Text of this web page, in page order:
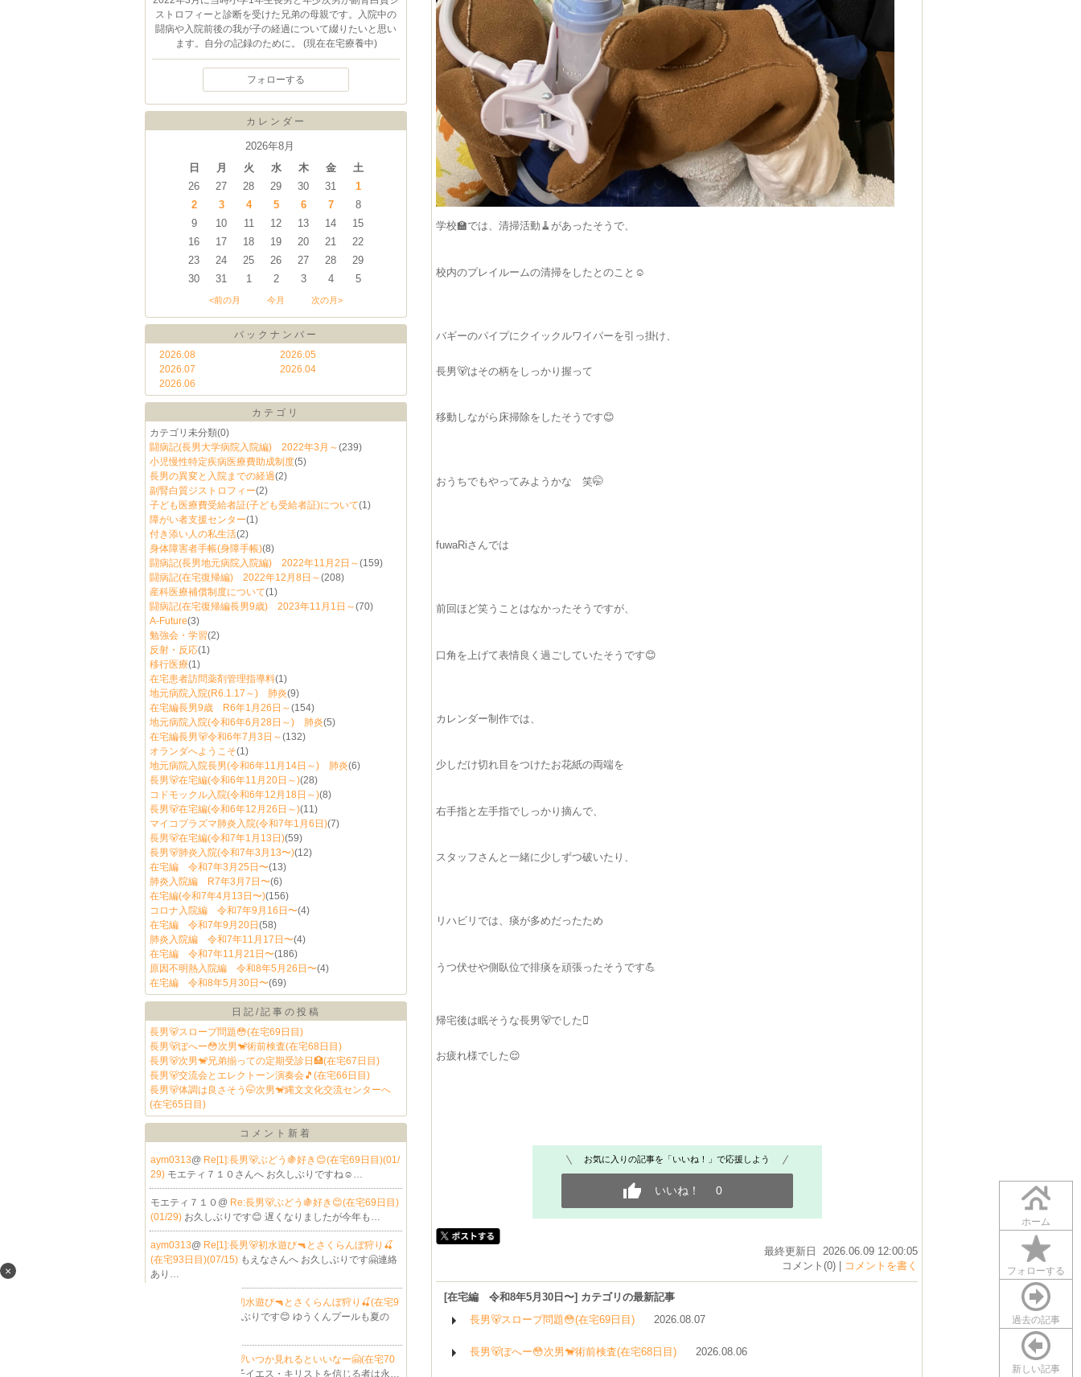
ホーム
フォローする
過去の記事
新しい記事
×
ストロフィーと診断を受けた兄弟の母親です。入院中の
闘病や入院前後の我が子の経過について綴りたいと思い
ます。自分の記録のために。 (現在在宅療養中)
フォローする
カレンダー
2026年8月
日
月 火 水 木 金
土
26
27 28 29 30 31
1
2
3 4 5 6 7
8
9
10 11 12 13 14
15
16
17 18 19 20 21
22
23
24 25 26 27 28
29
30
31 1 2 3 4 5
<前の月 今月 次の月>
バックナンバー
2026.08
2026.07
2026.06
2026.05
2026.04
カテゴリ
カテゴリ未分類(0)
闘病記(長男大学病院入院編) 2022年3月～(239)
小児慢性特定疾病医療費助成制度(5)
長男の異変と入院までの経過(2)
副腎白質ジストロフィー(2)
子ども医療費受給者証(子ども受給者証)について(1)
障がい者支援センター(1)
付き添い人の私生活(2)
身体障害者手帳(身障手帳)(8)
闘病記(長男地元病院入院編) 2022年11月2日～(159)
闘病記(在宅復帰編) 2022年12月8日～(208)
産科医療補償制度について(1)
闘病記(在宅復帰編長男9歳) 2023年11月1日～(70)
A-Future(3)
勉強会・学習(2)
反射・反応(1)
移行医療(1)
在宅患者訪問薬剤管理指導料(1)
地元病院入院(R6.1.17～) 肺炎(9)
在宅編長男9歳 R6年1月26日～(154)
地元病院入院(令和6年6月28日～) 肺炎(5)
在宅編長男🐻令和6年7月3日～(132)
オランダへようこそ(1)
地元病院入院長男(令和6年11月14日～) 肺炎(6)
長男🐻在宅編(令和6年11月20日～)(28)
コドモックル入院(令和6年12月18日～)(8)
長男🐻在宅編(令和6年12月26日～)(11)
マイコプラズマ肺炎入院(令和7年1月6日)(7)
長男🐻在宅編(令和7年1月13日)(59)
長男🐻肺炎入院(令和7年3月13〜)(12)
在宅編 令和7年3月25日〜(13)
肺炎入院編 R7年3月7日〜(6)
在宅編(令和7年4月13日〜)(156)
コロナ入院編 令和7年9月16日〜(4)
在宅編 令和7年9月20日 (58)
肺炎入院編 令和7年11月17日〜(4)
在宅編 令和7年11月21日〜(186)
原因不明熱入院編 令和8年5月26日〜(4)
在宅編 令和8年5月30日〜(69)
日記/記事の投稿
長男🐻スロープ問題😳(在宅69日目)
長男🐻ぽへー😳次男🐒術前検査(在宅68日目)
長男🐻次男🐒兄弟揃っての定期受診日🏥(在宅67日目)
長男🐻交流会とエレクトーン演奏会🎵(在宅66日目)
長男🐻体調は良さそう🤭次男🐒縄文文化交流センターへ
(在宅65日目)
コメント新着
aym0313@ Re[1]:長男🐻ぶどう🍇好き😊(在宅69日目)(01/
29) モエティ７１０さんへ お久しぶりですね☺…
モエティ７１０@ Re:長男🐻ぶどう🍇好き😊(在宅69日目)
(01/29) お久しぶりです😊 遅くなりましたが今年も…
aym0313@ Re[1]:長男🐻初水遊び🔫とさくらんぼ狩り🍒
(在宅93日目)(07/15) もえなさんへ お久しぶりです🤗連絡
あり…
Re:長男🐻初水遊び🔫とさくらんぼ狩り🍒(在宅9
お久しぶりです😊 ゆうくんプールも夏の
Re:長男🐻いつか見れるといいなー🤗(在宅70
神の御子イエス・キリストを信じる者は永…
学校🏫では、清掃活動🧹があったそうで、
校内のプレイルームの清掃をしたとのこと☺️
バギーのパイプにクイックルワイパーを引っ掛け、
長男🐻はその柄をしっかり握って
移動しながら床掃除をしたそうです😊
おうちでもやってみようかな 笑🤭
fuwaRiさんでは
前回ほど笑うことはなかったそうですが、
口角を上げて表情良く過ごしていたそうです😊
カレンダー制作では、
少しだけ切れ目をつけたお花紙の両端を
右手指と左手指でしっかり摘んで、
スタッフさんと一緒に少しずつ破いたり、
リハビリでは、痰が多めだったため
うつ伏せや側臥位で排痰を頑張ったそうです💪
帰宅後は眠そうな長男🐻でした🫩
お疲れ様でした😌
お気に入りの記事を「いいね！」で応援しよう
いいね！ 0
最終更新日 2026.06.09 12:00:05
コメント(0) |
コメントを書く
[在宅編 令和8年5月30日〜] カテゴリの最新記事
長男🐻スロープ問題😳(在宅69日目)
2026.08.07
長男🐻ぽへー😳次男🐒術前検査(在宅68日目) 2026.08.06